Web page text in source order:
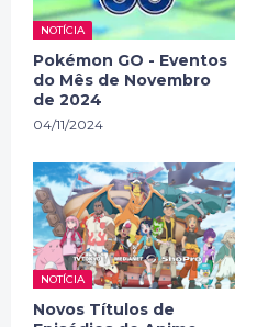
NOTÍCIA
Pokémon GO - Eventos
do Mês de Novembro
de 2024
04/11/2024
NOTÍCIA
Novos Títulos de